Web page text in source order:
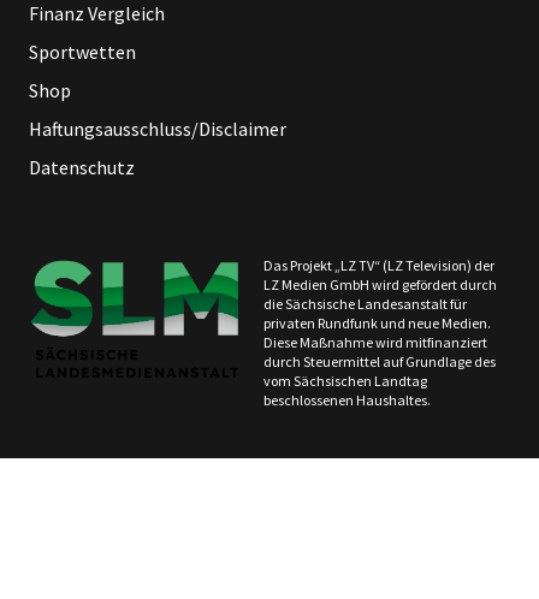
Finanz Vergleich
Sportwetten
Shop
Haftungsausschluss/Disclaimer
Datenschutz
Das Projekt „LZ TV“ (LZ Television) der
LZ Medien GmbH wird gefördert durch
die Sächsische Landesanstalt für
privaten Rundfunk und neue Medien.
Diese Maßnahme wird mitfinanziert
durch Steuermittel auf Grundlage des
vom Sächsischen Landtag
beschlossenen Haushaltes.